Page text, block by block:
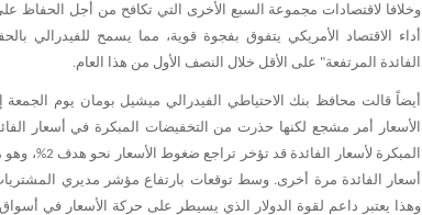
وخلافا لاقتصادات مجموعة السبع الأخرى التي تكافح من أجل الحفاظ
أداء
الاقتصاد الأمريكي يتفوق بفجوة قوية، مما يسمح للفيدرالي
الفائدة المرتفعة" على الأقل خلال النصف الأول من هذا العام.
أيضاً قالت محافظ بنك الاحتياطي الفيدرالي ميشيل بومان يوم الجمعة
الأسعار
أمر مشجع لكنها حذرت من التخفيضات المبكرة في أسعار
المبكرة لأسعار الفائدة قد تؤخر تراجع ضغوط الأسعار نحو هدف ، وهو
أسعار الفائدة مرة أخرى.وسط توقعات بارتفاع مؤشر مديري
وهذا يعتبر داعم لقوة الدولار الذي يسيطر على حركة الأسعار في أسواق